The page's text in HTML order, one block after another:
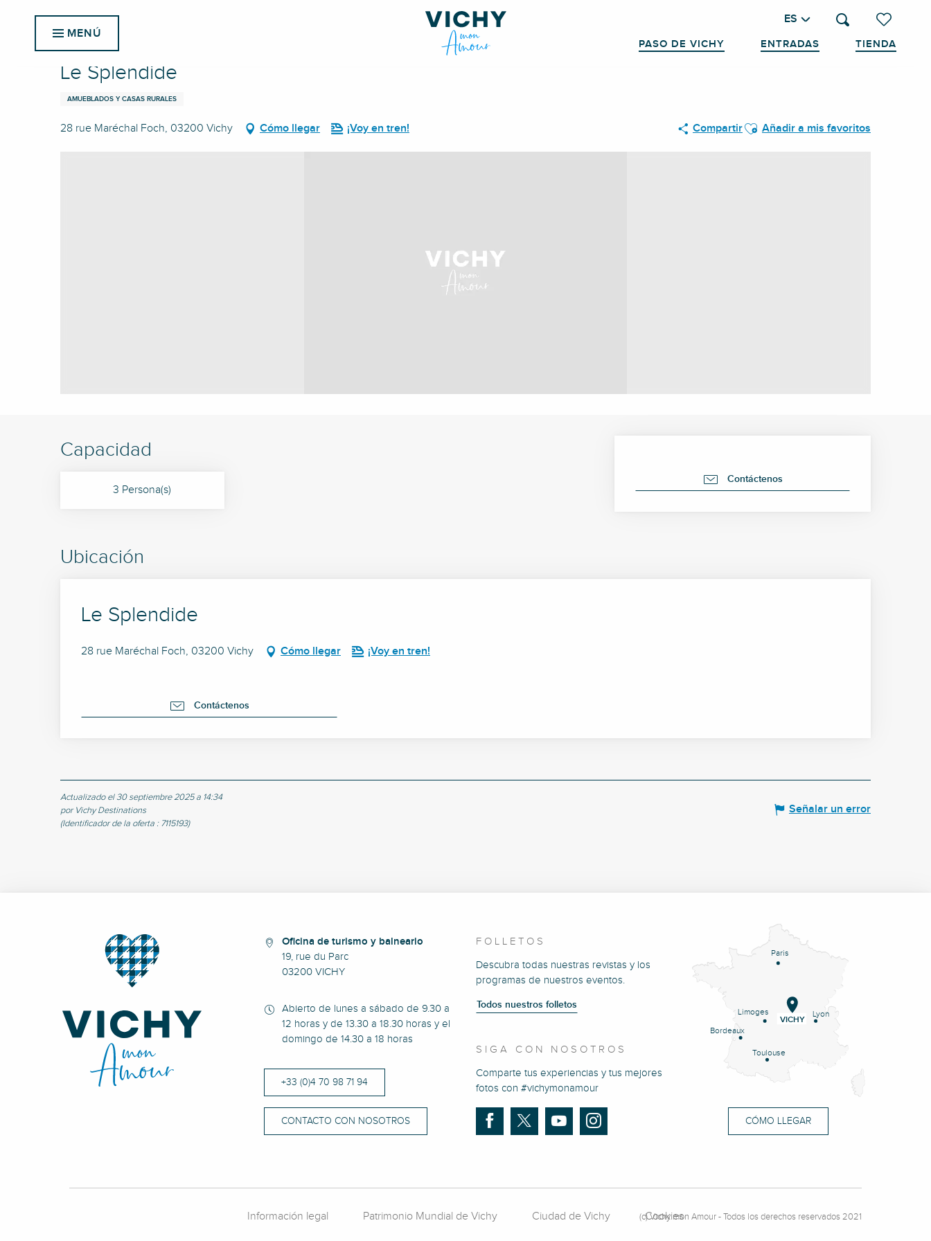
Voir les
Buscar
ES
PASO DE VICHY ENTRADAS TIENDA
MENÚ
Inicio Le Splendide
Le Splendide
AMUEBLADOS Y CASAS RURALES
28 rue Maréchal Foch, 03200 Vichy Cómo llegar ¡Voy en tren! CompartirAjouter aux favoris
Añadir a mis favoritos
Contáctenos
Capacidad
3 Persona(s)
Ubicación
Le Splendide
28 rue Maréchal Foch, 03200 Vichy Cómo llegar ¡Voy en tren!
Contáctenos
Actualizado el 30 septiembre 2025 a 14:34
por Vichy Destinations
(Identificador de la oferta : 7115193)
Señalar un error
Oficina de turismo y balneario
19, rue du Parc
03200 VICHY
Abierto de lunes a sábado de 9.30 a
12 horas y de 13.30 a 18.30 horas y el
domingo de 14.30 a 18 horas
+33 (0)4 70 98 71 94
CONTACTO CON NOSOTROS
FOLLETOS
Descubra todas nuestras revistas y los
programas de nuestros eventos.
Todos nuestros folletos
SIGA CON NOSOTROS
Comparte tus experiencias y tus mejores
fotos con #vichymonamour
Paris
Lyon
Limoges
Bordeaux
Toulouse
VICHY
CÓMO LLEGAR
Información legal Patrimonio Mundial de Vichy Ciudad de Vichy Cookies
(c) Vichy mon Amour - Todos los derechos reservados 2021